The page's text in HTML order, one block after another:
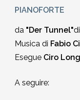
PIANOFORTE
da "Der Tunnel"di
Musica di Fabio
Esegue Ciro
A seguire:
2003-2004